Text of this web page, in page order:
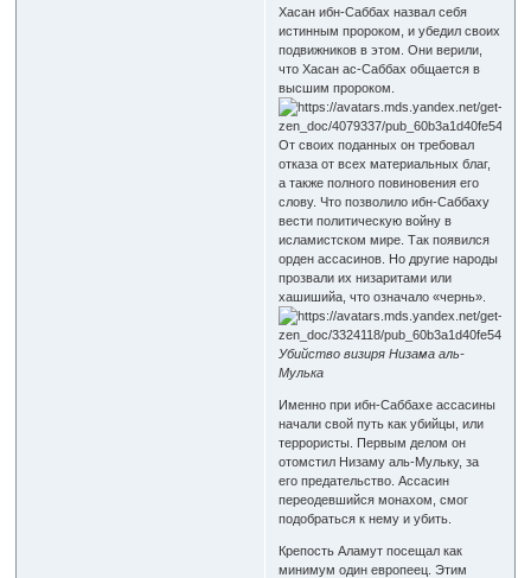
Хасан ибн-Саббах назвал себя
истинным пророком, и убедил своих
подвижников в этом. Они верили,
что Хасан ас-Саббах общается в
высшим пророком.
От своих поданных он требовал
отказа от всех материальных благ,
а также полного повиновения его
слову. Что позволило ибн-Саббаху
вести политическую войну в
исламистском мире. Так появился
орден ассасинов. Но другие народы
прозвали их низаритами или
хашишийа, что означало «чернь».
Убийство визиря Низама аль-
Мулька
Именно при ибн-Саббахе ассасины
начали свой путь как убийцы, или
террористы. Первым делом он
отомстил Низаму аль-Мульку, за
его предательство. Ассасин
переодевшийся монахом, смог
подобраться к нему и убить.
Крепость Аламут посещал как
минимум один европеец. Этим